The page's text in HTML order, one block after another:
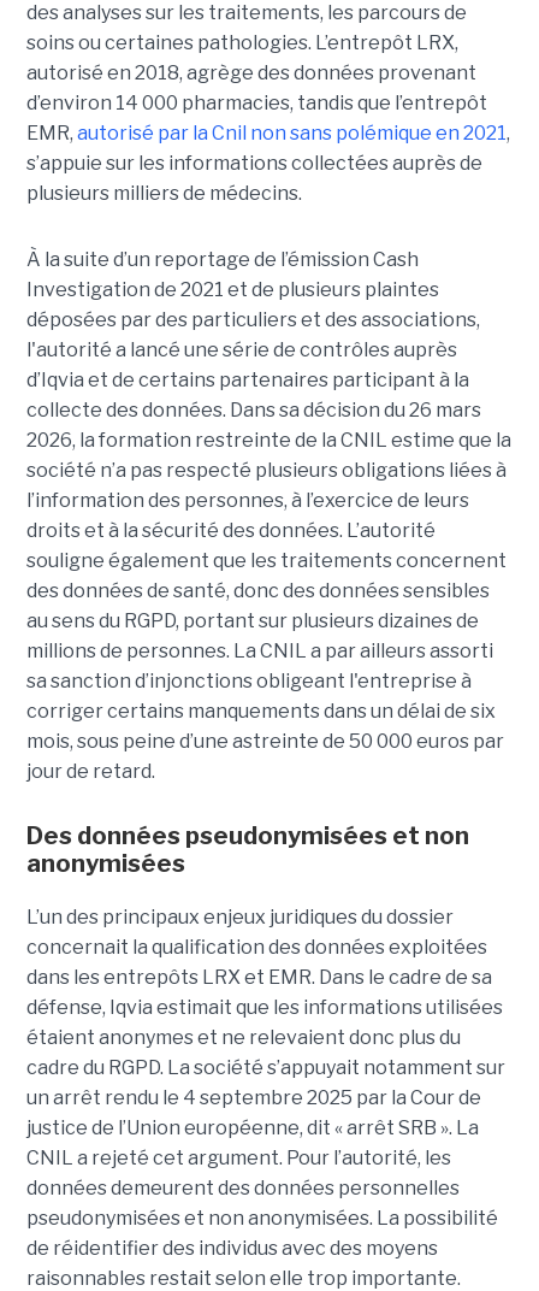
des analyses sur les traitements, les parcours de
soins ou certaines pathologies. L’entrepôt LRX,
autorisé en 2018, agrège des données provenant
d’environ 14 000 pharmacies, tandis que l’entrepôt
EMR, autorisé par la Cnil non sans polémique en 2021,
s’appuie sur les informations collectées auprès de
plusieurs milliers de médecins.
À la suite d’un reportage de l’émission Cash
Investigation de 2021 et de plusieurs plaintes
déposées par des particuliers et des associations,
l'autorité a lancé une série de contrôles auprès
d’Iqvia et de certains partenaires participant à la
collecte des données. Dans sa décision du 26 mars
2026, la formation restreinte de la CNIL estime que la
société n’a pas respecté plusieurs obligations liées à
l’information des personnes, à l’exercice de leurs
droits et à la sécurité des données. L’autorité
souligne également que les traitements concernent
des données de santé, donc des données sensibles
au sens du RGPD, portant sur plusieurs dizaines de
millions de personnes. La CNIL a par ailleurs assorti
sa sanction d’injonctions obligeant l'entreprise à
corriger certains manquements dans un délai de six
mois, sous peine d’une astreinte de 50 000 euros par
jour de retard.
Des données pseudonymisées et non
anonymisées
L’un des principaux enjeux juridiques du dossier
concernait la qualification des données exploitées
dans les entrepôts LRX et EMR. Dans le cadre de sa
défense, Iqvia estimait que les informations utilisées
étaient anonymes et ne relevaient donc plus du
cadre du RGPD. La société s’appuyait notamment sur
un arrêt rendu le 4 septembre 2025 par la Cour de
justice de l’Union européenne, dit « arrêt SRB ». La
CNIL a rejeté cet argument. Pour l’autorité, les
données demeurent des données personnelles
pseudonymisées et non anonymisées. La possibilité
de réidentifier des individus avec des moyens
raisonnables restait selon elle trop importante.